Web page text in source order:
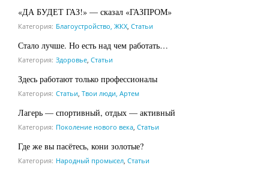
«ДА БУДЕТ ГАЗ!» — сказал «ГАЗПРОМ»
Категория: Благоустройство, ЖКХ, Статьи
Стало лучше. Но есть над чем работать…
Категория: Здоровье, Статьи
Здесь работают только профессионалы
Категория: Статьи, Твои люди, Артем
Лагерь — спортивный, отдых — активный
Категория: Поколение нового века, Статьи
Где же вы пасётесь, кони золотые?
Категория: Народный промысел, Статьи